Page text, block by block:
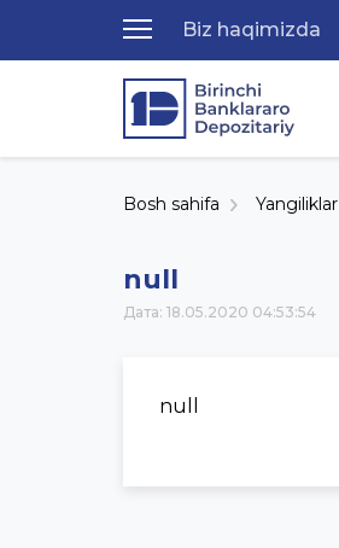
Biz haqimizda
Bosh sahifa Yangiliklar
null
Дата: 18.05.2020 04:53:54
null